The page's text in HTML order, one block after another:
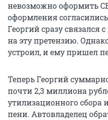
невозможно оформить
оформления
Георгий сразу связался
на эту претензию.
устроил, и ему пришел
Теперь Георгий
почти 2,3 миллиона
утилизационного сбора
пени. Автовладелец